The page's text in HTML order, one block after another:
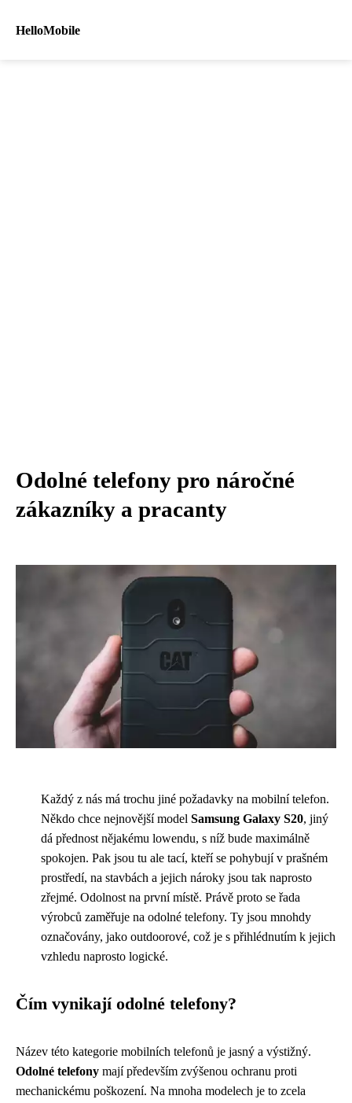
HelloMobile
Odolné telefony pro náročné
zákazníky a pracanty
Každý z nás má trochu jiné požadavky na mobilní telefon.
Někdo chce nejnovější model Samsung Galaxy S20, jiný
dá přednost nějakému lowendu, s níž bude maximálně
spokojen. Pak jsou tu ale tací, kteří se pohybují v prašném
prostředí, na stavbách a jejich nároky jsou tak naprosto
zřejmé. Odolnost na první místě. Právě proto se řada
výrobců zaměřuje na odolné telefony. Ty jsou mnohdy
označovány, jako outdoorové, což je s přihlédnutím k jejich
vzhledu naprosto logické.
Čím vynikají odolné telefony?
Název této kategorie mobilních telefonů je jasný a výstižný.
Odolné telefony mají především zvýšenou ochranu proti
mechanickému poškození. Na mnoha modelech je to zcela